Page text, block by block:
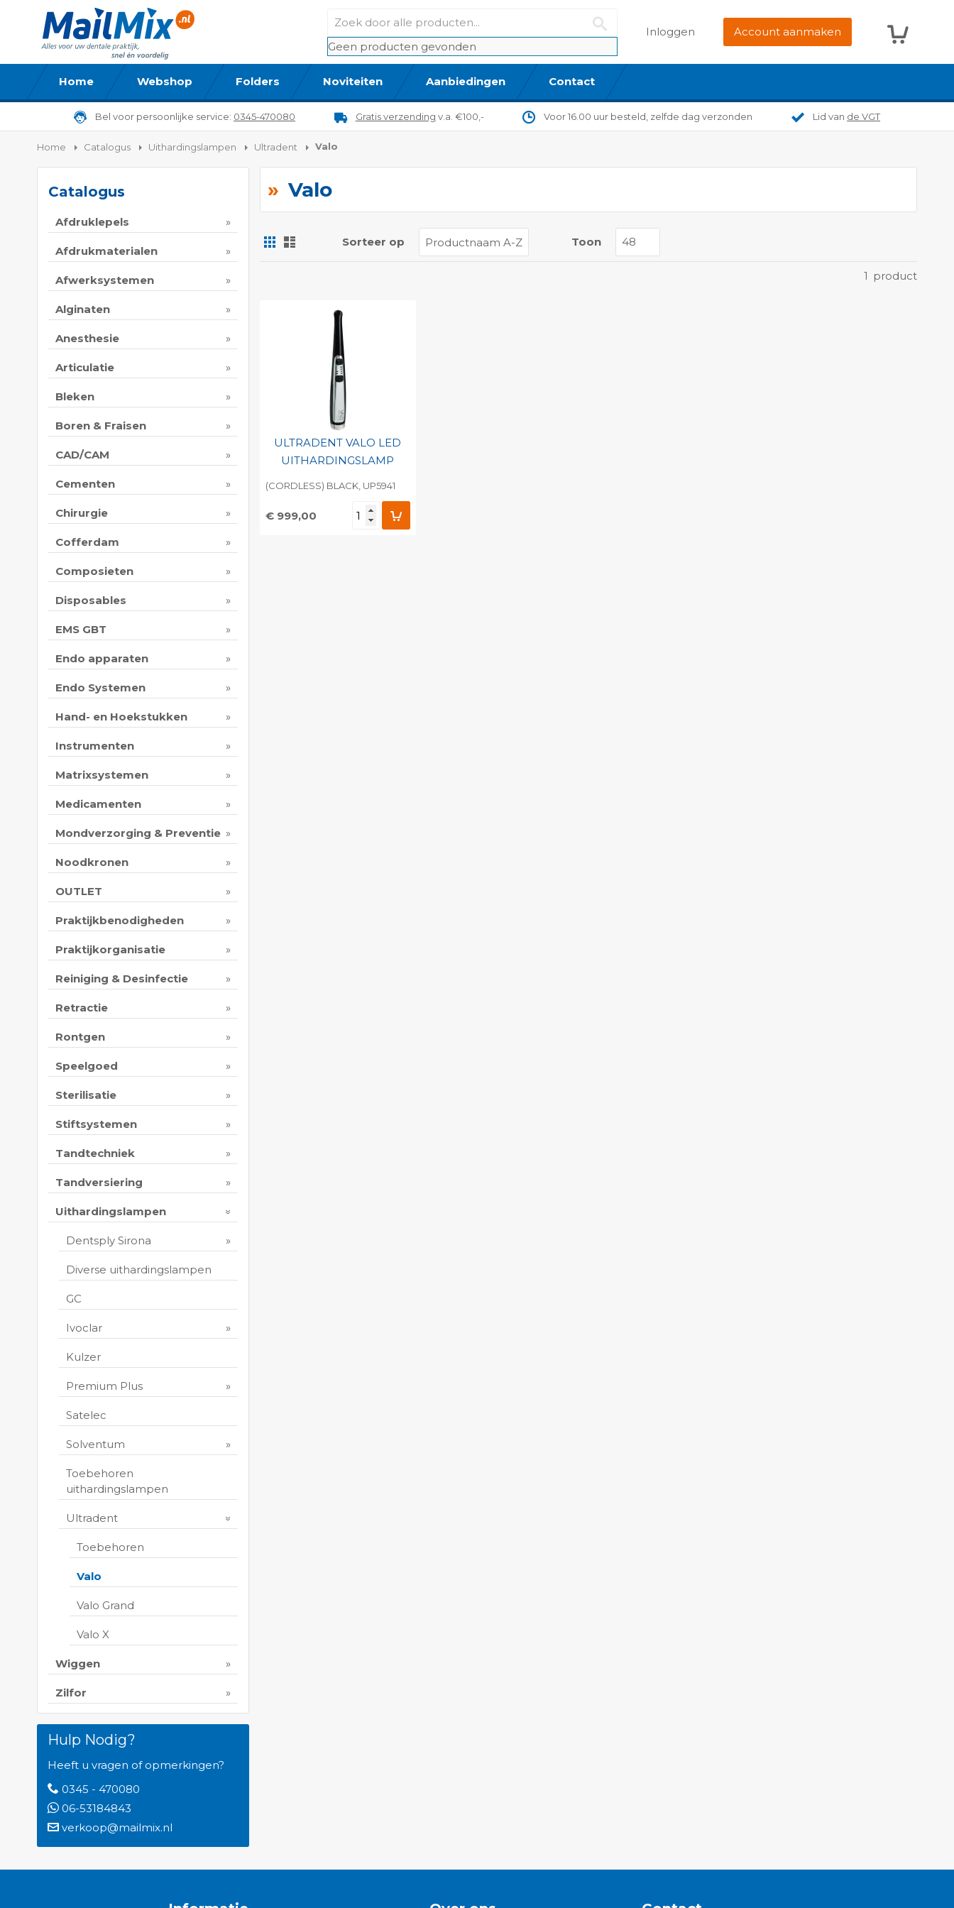
Geen producten gevonden
Inloggen Account aanmaken
Home Webshop Folders Noviteiten Aanbiedingen Contact
Bel voor persoonlijke service: 0345-470080 Gratis verzending v.a. €100,- Voor 16.00 uur besteld, zelfde dag verzonden Lid van de VGT
Home Catalogus Uithardingslampen Ultradent Valo
Valo
Foto-
tabel
1 product
Toon
Sorteer op
ULTRADENT VALO LED
UITHARDINGSLAMP
(CORDLESS) BLACK, UP5941
€ 999,00
Catalogus
Afdruklepels
Afdrukmaterialen
Afwerksystemen
Alginaten
Anesthesie
Articulatie
Bleken
Boren & Fraisen
CAD/CAM
Cementen
Chirurgie
Cofferdam
Composieten
Disposables
EMS GBT
Endo apparaten
Endo Systemen
Hand- en Hoekstukken
Instrumenten
Matrixsystemen
Medicamenten
Mondverzorging & Preventie
Noodkronen
OUTLET
Praktijkbenodigheden
Praktijkorganisatie
Reiniging & Desinfectie
Retractie
Rontgen
Speelgoed
Sterilisatie
Stiftsystemen
Tandtechniek
Tandversiering
Uithardingslampen
Dentsply Sirona
Diverse uithardingslampen
GC
Ivoclar
Kulzer
Premium Plus
Satelec
Solventum
Toebehoren
uithardingslampen
Ultradent
Toebehoren
Valo
Valo Grand
Valo X
Wiggen
Zilfor
Hulp Nodig?
Heeft u vragen of opmerkingen?
0345 - 470080
06-53184843
verkoop@mailmix.nl